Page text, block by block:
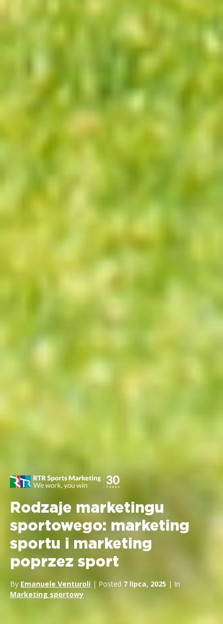
Rodzaje marketingu
sportowego: marketing
sportu i marketing
poprzez sport
By Emanuele Venturoli | Posted 7 lipca, 2025 | In
Marketing sportowy